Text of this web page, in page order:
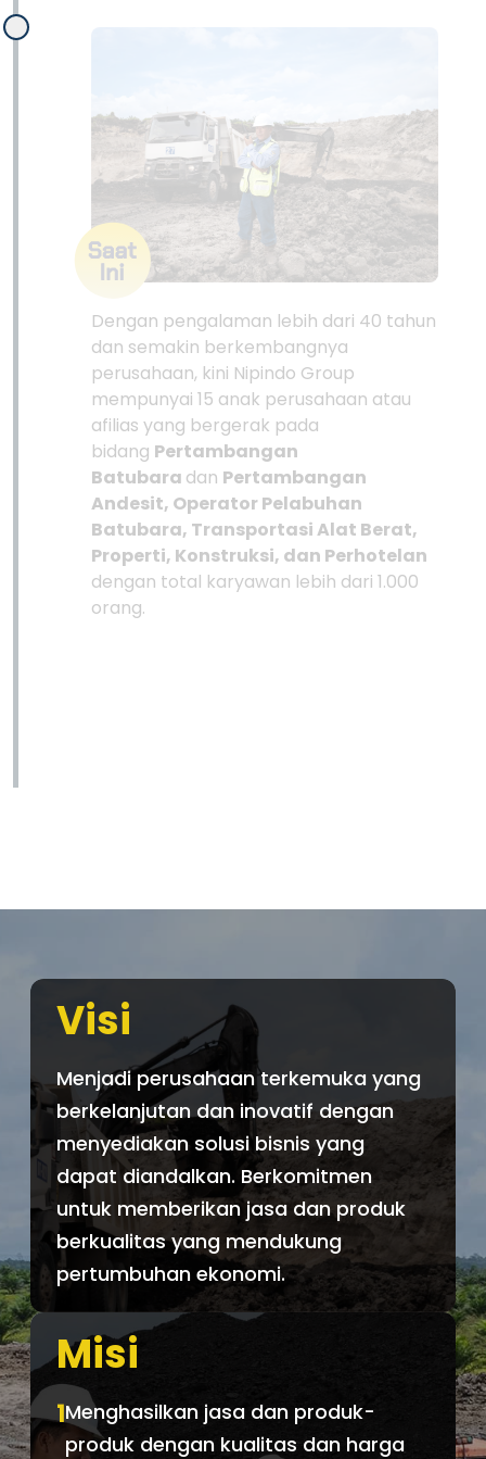
Dengan pengalaman lebih dari 40 tahun
dan semakin berkembangnya
perusahaan, kini Nipindo Group
mempunyai 15 anak perusahaan atau
afilias yang bergerak pada
bidang Pertambangan
Batubara dan Pertambangan
Andesit, Operator Pelabuhan
Batubara, Transportasi Alat Berat,
Properti, Konstruksi, dan Perhotelan
dengan total karyawan lebih dari 1.000
orang.
Visi
Menjadi perusahaan terkemuka yang
berkelanjutan dan inovatif dengan
menyediakan solusi bisnis yang
dapat diandalkan. Berkomitmen
untuk memberikan jasa dan produk
berkualitas yang mendukung
pertumbuhan ekonomi.
Misi
1Menghasilkan jasa dan produk-
produk dengan kualitas dan harga